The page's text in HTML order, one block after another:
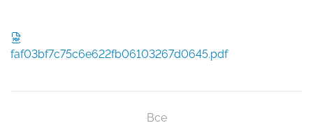
faf03bf7c75c6e622fb06103267d0645.pdf
Все